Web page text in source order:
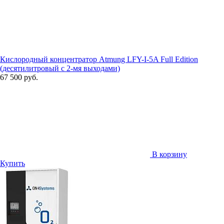
Кислородный концентратор Atmung LFY-I-5A Full Edition
(десятилитровый с 2-мя выходами)
67 500 руб.
В корзину
Купить